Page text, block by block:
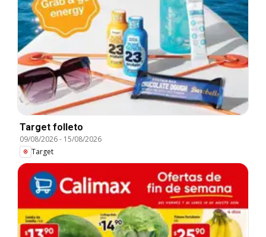
Target folleto
09/08/2026- 15/08/2026
Target